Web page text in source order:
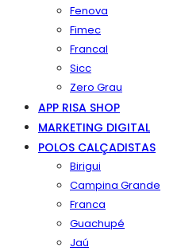
Fenova
Fimec
Francal
Sicc
Zero Grau
APP RISA SHOP
MARKETING DIGITAL
POLOS CALÇADISTAS
Birigui
Campina Grande
Franca
Guachupé
Jaú